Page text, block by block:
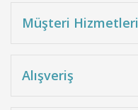
Müşteri Hizmetleri
Alışveriş